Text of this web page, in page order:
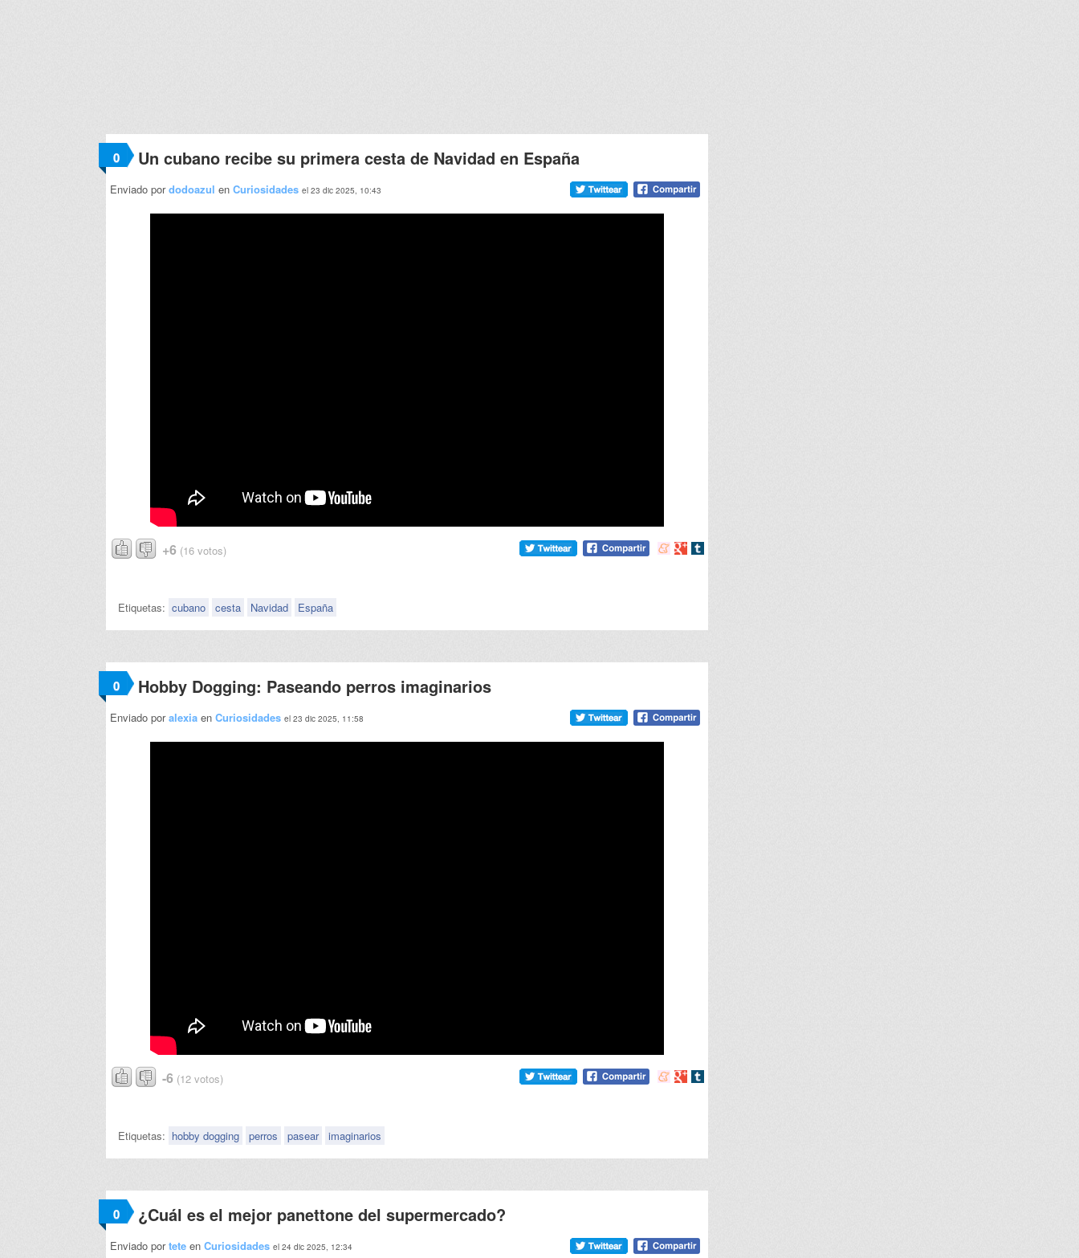
0 Un cubano recibe su primera cesta de Navidad en España
Enviado pordodoazul en Curiosidades el 23 dic 2025, 10:43
+6 (16 votos)
Compartir
Compartir
Compartir
Etiquetas: cubano cesta Navidad España
0 Hobby Dogging: Paseando perros imaginarios
Enviado poralexia en Curiosidades el 23 dic 2025, 11:58
-6 (12 votos)
Compartir
Compartir
Compartir
Etiquetas: hobby dogging perros pasear imaginarios
0 ¿Cuál es el mejor panettone del supermercado?
Enviado portete en Curiosidades el 24 dic 2025, 12:34